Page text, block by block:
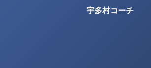
宇多村コーチ